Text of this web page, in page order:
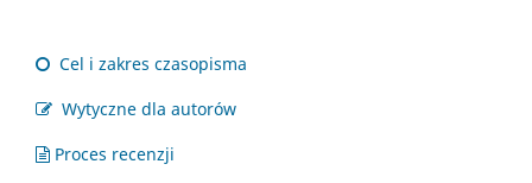
Cel i zakres czasopisma
Wytyczne dla autorów
Proces recenzji